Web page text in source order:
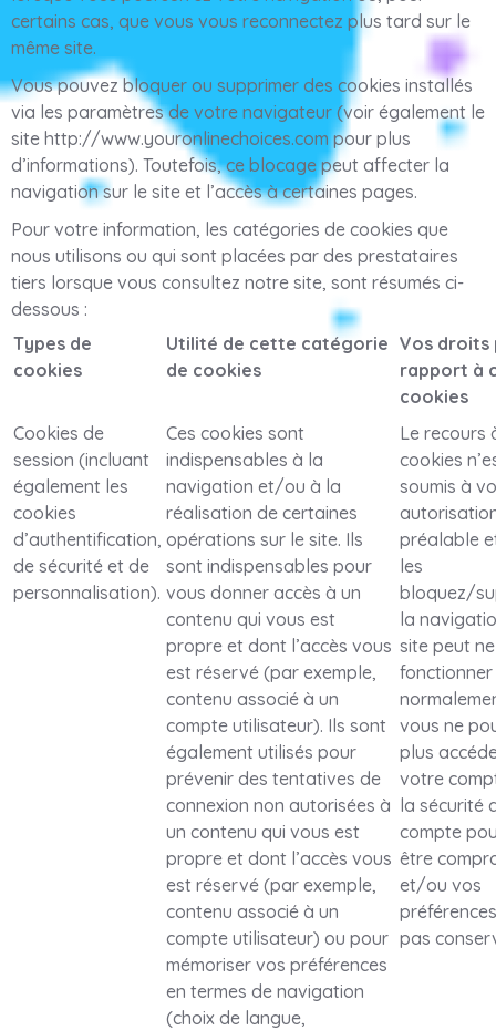
certains cas, que vous vous reconnectez plus tard sur le
même site.
Vous pouvez bloquer ou supprimer des cookies installés
via les paramètres de votre navigateur (voir également le
site http://www.youronlinechoices.com pour plus
d’informations). Toutefois, ce blocage peut affecter la
navigation sur le site et l’accès à certaines pages.
Pour votre information, les catégories de cookies que
nous utilisons ou qui sont placées par des prestataires
tiers lorsque vous consultez notre site, sont résumés ci-
dessous :
Types de
cookies
Utilité de cette catégorie
de cookies
Vos droits
rapport à
cookies
Cookies de
session (incluant
également les
cookies
d’authentification,
de sécurité et de
personnalisation).
Ces cookies sont
indispensables à la
navigation et/ou à la
réalisation de certaines
opérations sur le site. Ils
sont indispensables pour
vous donner accès à un
contenu qui vous est
propre et dont l’accès vous
est réservé (par exemple,
contenu associé à un
compte utilisateur). Ils sont
également utilisés pour
prévenir des tentatives de
connexion non autorisées à
un contenu qui vous est
propre et dont l’accès vous
est réservé (par exemple,
contenu associé à un
compte utilisateur) ou pour
mémoriser vos préférences
en termes de navigation
(choix de langue,
Le recours
cookies
soumis à
préalable
les
bloquez/
la
site peut
fonctionner
vous ne
plus
votre
la sécurité
compte
être
et/ou vos
pas